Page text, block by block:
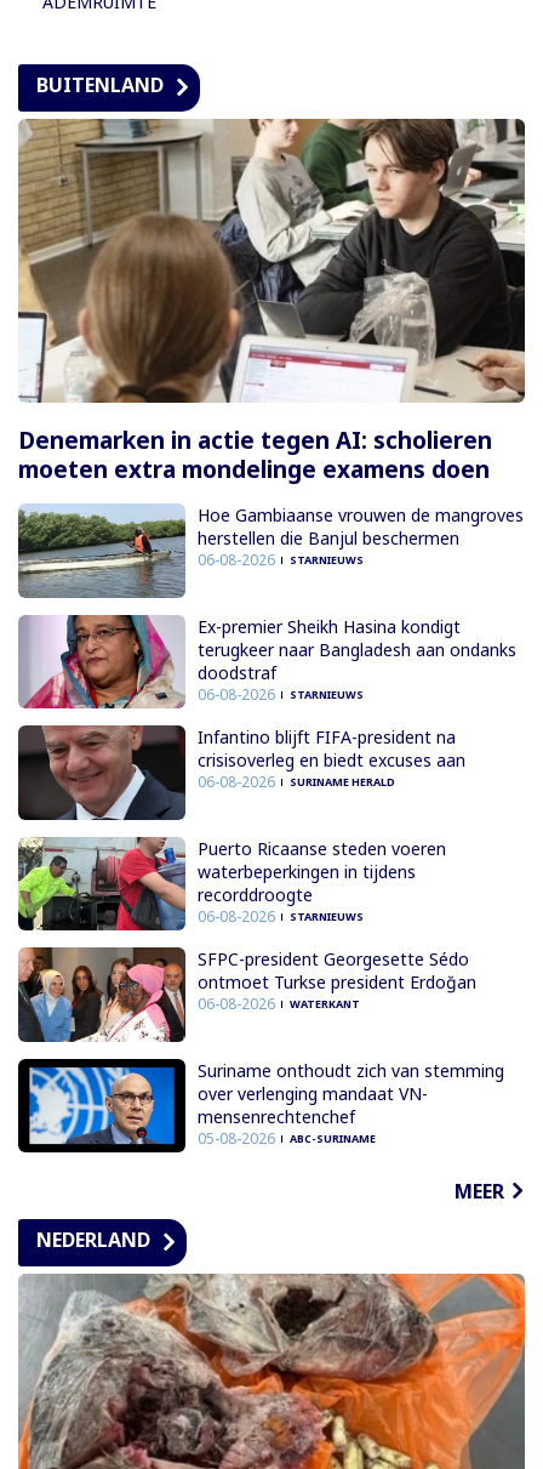
BUITENLAND
Denemarken in actie tegen AI: scholieren
moeten extra mondelinge examens doen
Hoe Gambiaanse vrouwen de mangroves
herstellen die Banjul beschermen
06-08-2026 STARNIEUWS
Ex-premier Sheikh Hasina kondigt
terugkeer naar Bangladesh aan ondanks
doodstraf
06-08-2026 STARNIEUWS
Infantino blijft FIFA-president na
crisisoverleg en biedt excuses aan
06-08-2026 SURINAME HERALD
Puerto Ricaanse steden voeren
waterbeperkingen in tijdens
recorddroogte
06-08-2026 STARNIEUWS
SFPC-president Georgesette Sédo
ontmoet Turkse president Erdoğan
06-08-2026 WATERKANT
Suriname onthoudt zich van stemming
over verlenging mandaat VN-
mensenrechtenchef
05-08-2026 ABC-SURINAME
MEER
NEDERLAND